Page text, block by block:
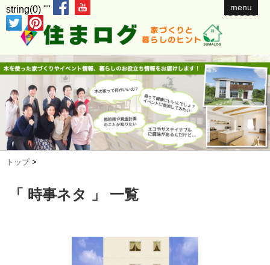
string(0) "" menu
トップ >
「 時事ネタ 」 一覧